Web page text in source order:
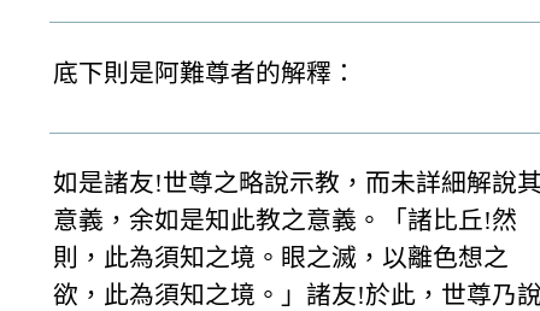
底下則是阿難尊者的解釋：
如是諸友!世尊之略說示教，而未詳細解說
意義，余如是知此教之意義。「諸比丘!然
則，此為須知之境。眼之滅，以離色想之
欲，此為須知之境。」諸友!於此，世尊乃